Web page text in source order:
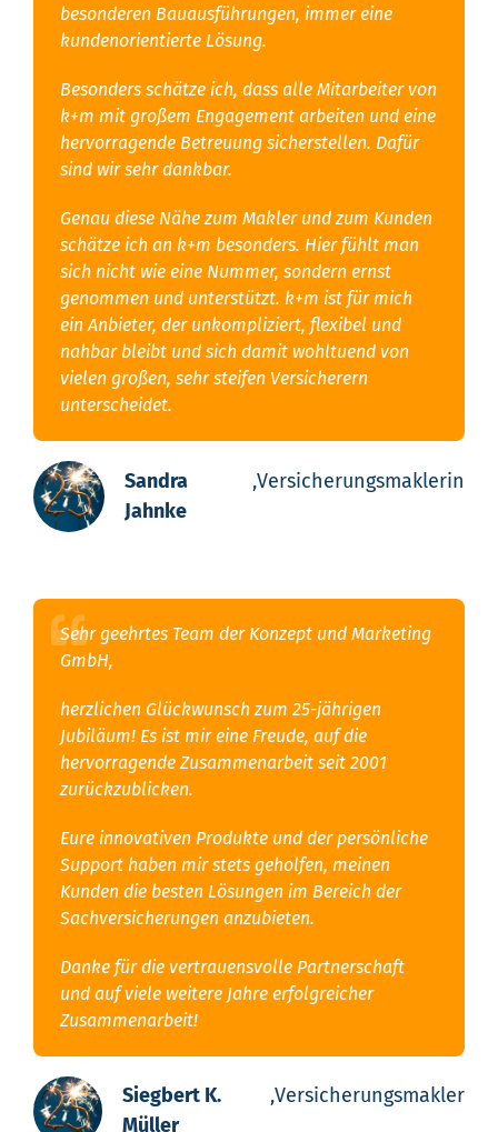
besonderen Bauausführungen, immer eine
kundenorientierte Lösung.
Besonders schätze ich, dass alle Mitarbeiter von
k+m mit großem Engagement arbeiten und eine
hervorragende Betreuung sicherstellen. Dafür
sind wir sehr dankbar.
Genau diese Nähe zum Makler und zum Kunden
schätze ich an k+m besonders. Hier fühlt man
sich nicht wie eine Nummer, sondern ernst
genommen und unterstützt. k+m ist für mich
ein Anbieter, der unkompliziert, flexibel und
nahbar bleibt und sich damit wohltuend von
vielen großen, sehr steifen Versicherern
unterscheidet.
Sandra
Jahnke
,Versicherungsmaklerin
Sehr geehrtes Team der Konzept und Marketing
GmbH,
herzlichen Glückwunsch zum 25-jährigen
Jubiläum! Es ist mir eine Freude, auf die
hervorragende Zusammenarbeit seit 2001
zurückzublicken.
Eure innovativen Produkte und der persönliche
Support haben mir stets geholfen, meinen
Kunden die besten Lösungen im Bereich der
Sachversicherungen anzubieten.
Danke für die vertrauensvolle Partnerschaft
und auf viele weitere Jahre erfolgreicher
Zusammenarbeit!
Siegbert K.
Müller
,Versicherungsmakler